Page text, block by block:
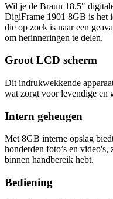
Wil je de Braun 18.5"
DigiFrame 1901 8GB is het
die op zoek is naar een
om herinneringen te delen.
Groot LCD scherm
Dit indrukwekkende
wat zorgt voor levendige en
Intern geheugen
Met 8GB interne opslag
honderden foto’s en
binnen handbereik hebt.
Bediening